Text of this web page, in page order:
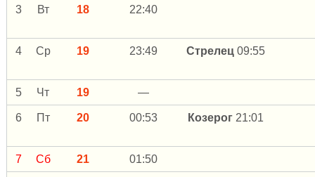
3 Вт 18 22:40
4 Ср 19 23:49 Стрелец 09:55
5 Чт 19 —
6 Пт 20 00:53 Козерог 21:01
7 Сб 21 01:50